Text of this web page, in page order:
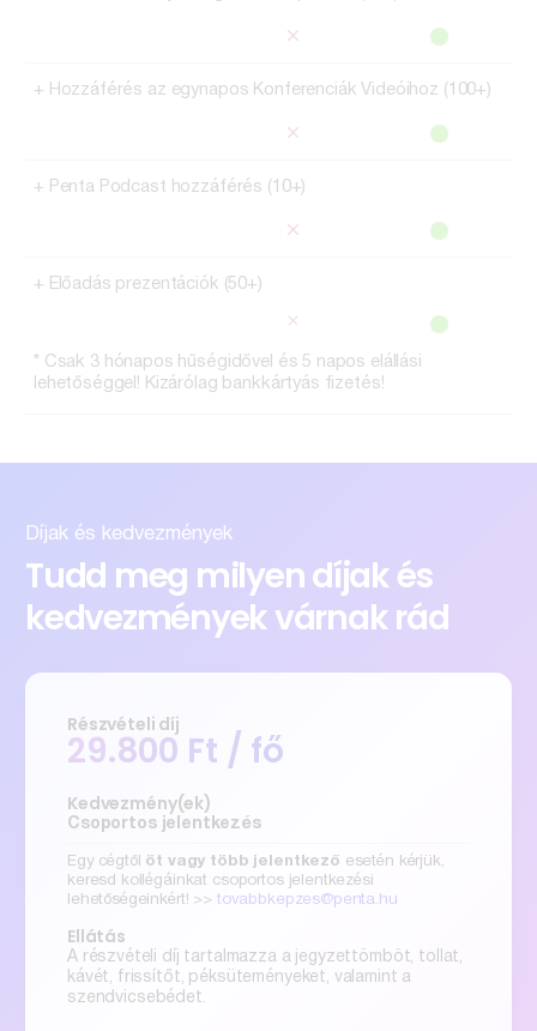
+ Hozzáférés az egynapos Konferenciák Videóihoz (100+)
+ Penta Podcast hozzáférés (10+)
+ Előadás prezentációk (50+)
* Csak 3 hónapos hűségidővel és 5 napos elállási
lehetőséggel! Kizárólag bankkártyás fizetés!
Díjak és kedvezmények
Tudd meg milyen díjak és
kedvezmények várnak rád
Részvételi díj
29.800 Ft / fő
Kedvezmény(ek)
Csoportos jelentkezés
Egy cégtől öt vagy több jelentkező esetén kérjük,
keresd kollégáinkat csoportos jelentkezési
lehetőségeinkért! >> tovabbkepzes@penta.hu
Ellátás
A részvételi díj tartalmazza a jegyzettömböt, tollat,
kávét, frissítőt, péksüteményeket, valamint a
szendvicsebédet.